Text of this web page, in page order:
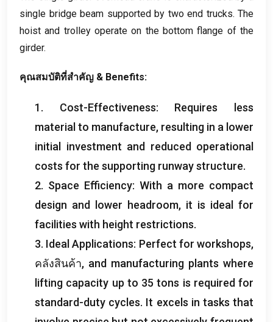
single bridge beam supported by two end trucks. The
hoist and trolley operate on the bottom flange of the
girder.
คุณสมบัติที่สำคัญ & Benefits:
1. Cost-Effectiveness: Requires less
material to manufacture, resulting in a lower
initial investment and reduced operational
costs for the supporting runway structure.
2. Space Efficiency: With a more compact
design and lower headroom, it is ideal for
facilities with height restrictions.
3. Ideal Applications: Perfect for workshops,
คลังสินค้า, and manufacturing plants where
lifting capacity up to 35tons is required for
standard-duty cycles. It excels in tasks that